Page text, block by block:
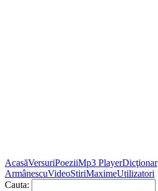
AcasăVersuriPoeziiMp3 PlayerDicţionar
ArmânescuVideoStiriMaximeUtilizatori
Cauta: